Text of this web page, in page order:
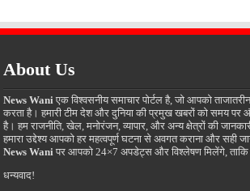
About Us
News Wani एक विश्वसनीय समाचार पोर्टल है, जो आपको
करता है। हमारी टीम देश और दुनिया की प्रमुख खबरों को समय पर
है। हम राजनीति, खेल, मनोरंजन, व्यापार, और अन्य क्षेत्रों की
हमारा उद्देश्य आपको हर महत्वपूर्ण घटना से अवगत कराना और सही
News Wani पर आपको 24×7 अपडेट्स और विश्लेषण मिलेंगे,
धन्यवाद!